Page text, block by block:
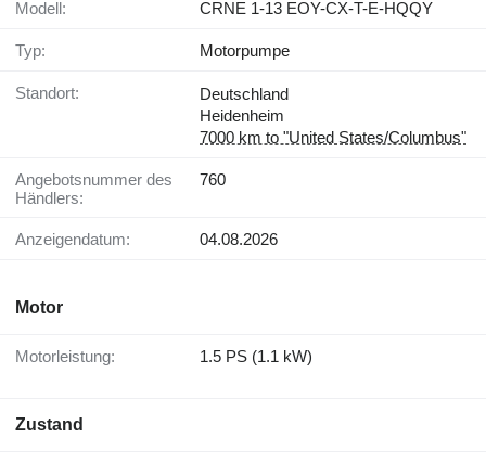
Modell: CRNE 1-13 EOY-CX-T-E-HQQY
Typ: Motorpumpe
Standort:
Deutschland
Heidenheim
7000 km to "United States/Columbus"
Angebotsnummer des
Händlers:
760
Anzeigendatum: 04.08.2026
Motor
Motorleistung: 1.5 PS (1.1 kW)
Zustand